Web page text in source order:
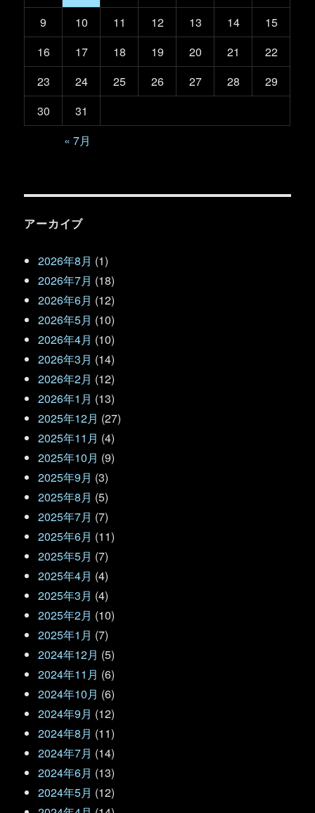
9
10 11 12 13 14
15
16
17 18 19 20 21
22
23
24 25 26 27 28
29
30
31
« 7月
アーカイブ
2026年8月 (1)
2026年7月 (18)
2026年6月 (12)
2026年5月 (10)
2026年4月 (10)
2026年3月 (14)
2026年2月 (12)
2026年1月 (13)
2025年12月 (27)
2025年11月 (4)
2025年10月 (9)
2025年9月 (3)
2025年8月 (5)
2025年7月 (7)
2025年6月 (11)
2025年5月 (7)
2025年4月 (4)
2025年3月 (4)
2025年2月 (10)
2025年1月 (7)
2024年12月 (5)
2024年11月 (6)
2024年10月 (6)
2024年9月 (12)
2024年8月 (11)
2024年7月 (14)
2024年6月 (13)
2024年5月 (12)